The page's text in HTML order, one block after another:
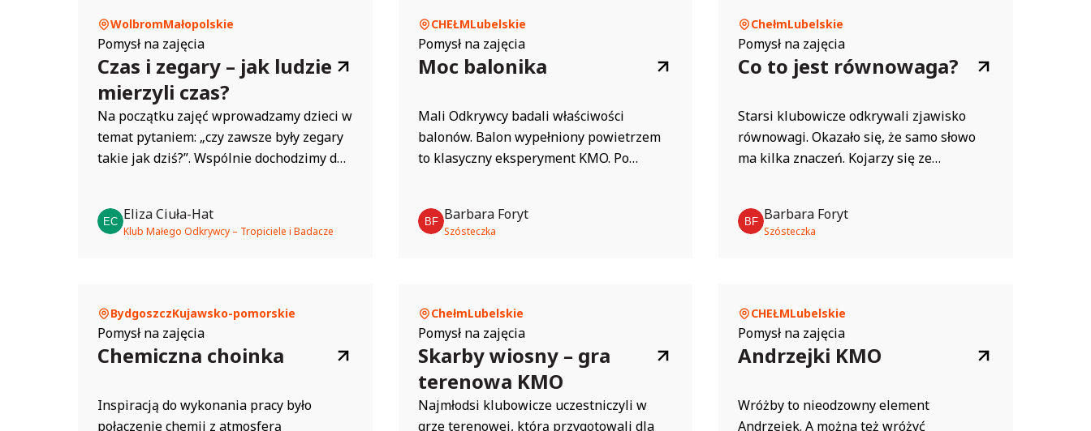
WolbromMałopolskie
Pomysł na zajęcia
Czas i zegary – jak ludzie
mierzyli czas?
Na początku zajęć wprowadzamy dzieci w
temat pytaniem: „czy zawsze były zegary
takie jak dziś?”. Wspólnie dochodzimy do
powstały nowoczesne zegarki. Krótko
opowiadamy o tym, że dawniej
Eliza Ciuła-Hat
Klub Małego Odkrywcy – Tropiciele i Badacze
CHEŁMLubelskie
Pomysł na zajęcia
Moc balonika
Mali Odkrywcy badali właściwości
balonów. Balon wypełniony powietrzem
to klasyczny eksperyment KMO. Po
szybko pękały, inne wymagały użycia
były wykonane...
Barbara Foryt
Szósteczka
ChełmLubelskie
Pomysł na zajęcia
Co to jest równowaga?
Starsi klubowicze odkrywali zjawisko
równowagi. Okazało się, że samo słowo
ma kilka znaczeń. Kojarzy się ze
odkrywcy zauważyli, że równowaga to
zabawy. To „balansowanie” ciałem, które...
Barbara Foryt
Szósteczka
BydgoszczKujawsko-pomorskie
Pomysł na zajęcia
Chemiczna choinka
Inspiracją do wykonania pracy było
połączenie chemii z atmosferą
ChełmLubelskie
Pomysł na zajęcia
Skarby wiosny – gra
terenowa KMO
Najmłodsi klubowicze uczestniczyli w
grze terenowej, którą przygotowali dla
CHEŁMLubelskie
Pomysł na zajęcia
Andrzejki KMO
Wróżby to nieodzowny element
Andrzejek. A można też wróżyć